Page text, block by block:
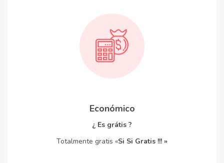
Económico
¿ Es grátis ?
Totalmente gratis «Si Si Gratis !!! »